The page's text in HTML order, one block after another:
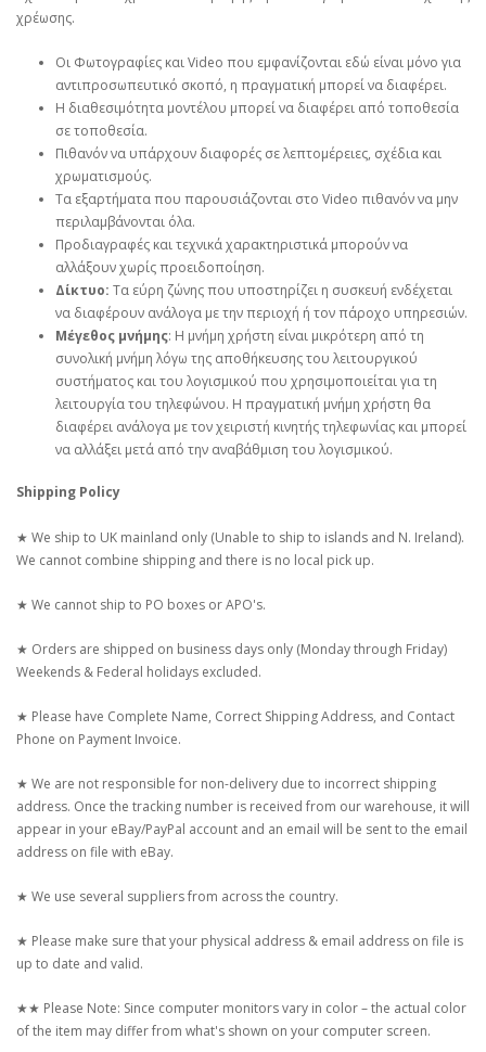
χρέωσης.
Οι Φωτογραφίες και Video που εμφανίζονται εδώ είναι μόνο για
αντιπροσωπευτικό σκοπό, η πραγματική μπορεί να διαφέρει.
Η διαθεσιμότητα μοντέλου μπορεί να διαφέρει από τοποθεσία
σε τοποθεσία.
Πιθανόν να υπάρχουν διαφορές σε λεπτομέρειες, σχέδια και
χρωματισμούς.
Τα εξαρτήματα που παρουσιάζονται στο Video πιθανόν να μην
περιλαμβάνονται όλα.
Προδιαγραφές και τεχνικά χαρακτηριστικά μπορούν να
αλλάξουν χωρίς προειδοποίηση.
Δίκτυο: Τα εύρη ζώνης που υποστηρίζει η συσκευή ενδέχεται
να διαφέρουν ανάλογα με την περιοχή ή τον πάροχο υπηρεσιών.
Μέγεθος μνήμης: Η μνήμη χρήστη είναι μικρότερη από τη
συνολική μνήμη λόγω της αποθήκευσης του λειτουργικού
συστήματος και του λογισμικού που χρησιμοποιείται για τη
λειτουργία του τηλεφώνου. Η πραγματική μνήμη χρήστη θα
διαφέρει ανάλογα με τον χειριστή κινητής τηλεφωνίας και μπορεί
να αλλάξει μετά από την αναβάθμιση του λογισμικού.
Shipping Policy
★ We ship to UK mainland only (Unable to ship to islands and N. Ireland).
We cannot combine shipping and there is no local pick up.
★ We cannot ship to PO boxes or APO's.
★ Orders are shipped on business days only (Monday through Friday)
Weekends & Federal holidays excluded.
★ Please have Complete Name, Correct Shipping Address, and Contact
Phone on Payment Invoice.
★ We are not responsible for non-delivery due to incorrect shipping
address. Once the tracking number is received from our warehouse, it will
appear in your eBay/PayPal account and an email will be sent to the email
address on file with eBay.
★ We use several suppliers from across the country.
★ Please make sure that your physical address & email address on file is
up to date and valid.
★★ Please Note: Since computer monitors vary in color – the actual color
of the item may differ from what's shown on your computer screen.